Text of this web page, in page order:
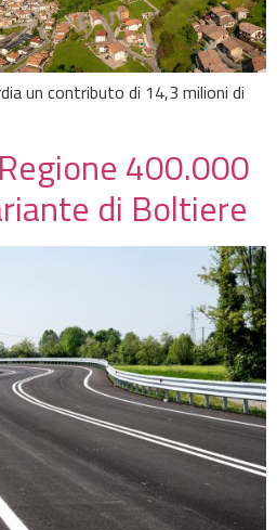
un contributo di 14,3 milioni di
400.000
di Boltiere